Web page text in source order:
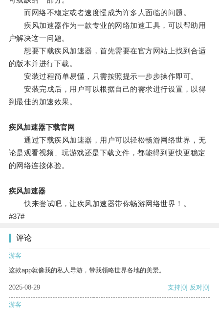
而网络不稳定或者速度慢成为许多人面临的问题。
疾风加速器作为一款专业的网络加速工具，可以帮助用
户解决这一问题。
想要下载疾风加速器，首先需要在官方网站上找到合适
的版本并进行下载。
安装过程简单易懂，只需按照提示一步步操作即可。
安装完成后，用户可以根据自己的需求进行设置，以得
到最佳的加速效果。
疾风加速器下载官网
通过下载疾风加速器，用户可以轻松畅游网络世界，无
论是观看视频、玩游戏还是下载文件，都能得到更快更稳定
的网络连接体验。
疾风加速器
快来尝试吧，让疾风加速器带你畅游网络世界！。
#37#
评论
游客
这款app就像我的私人导游，带我领略世界各地的美景。
2025-08-29 支持[0] 反对[0]
游客